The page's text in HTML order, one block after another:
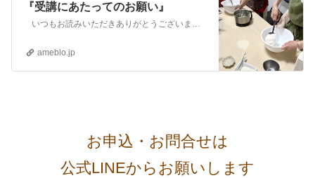
『受講にあたってのお願い』
いつもお読みいただきありがとうございます 愛知県小牧市 さちよのアトリエ～丁寧な暮らし～ お米ブレッド工房おうちのお米でサクッと作れる新…
ameblo.jp
お申込・お問合せは
公式LINEからお願いします